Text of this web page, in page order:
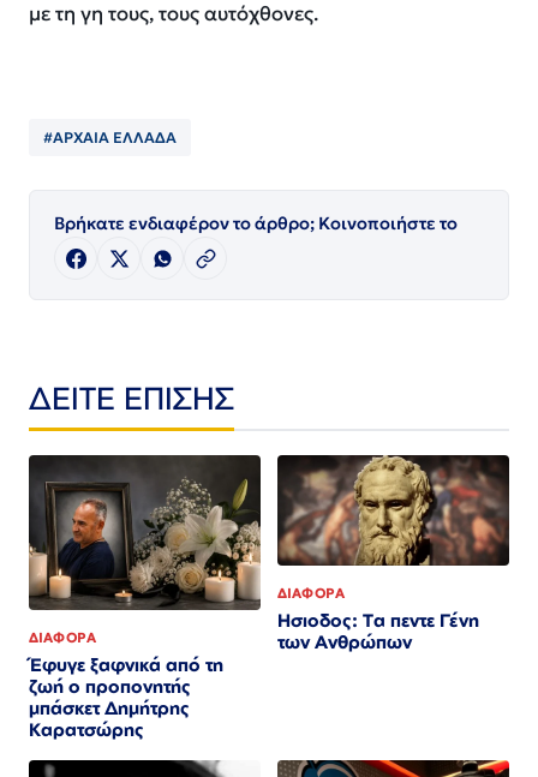
με τη γη τους, τους αυτόχθονες.
#ΑΡΧΑΙΑ ΕΛΛΑΔΑ
Βρήκατε ενδιαφέρον το άρθρο; Κοινοποιήστε το
ΔΕΙΤΕ ΕΠΙΣΗΣ
ΔΙΑΦΟΡΑ
Έφυγε ξαφνικά από τη
ζωή ο προπονητής
μπάσκετ Δημήτρης
Καρατσώρης
ΔΙΑΦΟΡΑ
Ησιοδος: Τα πεντε Γένη
των Ανθρώπων